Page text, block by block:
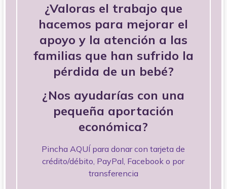
¿Valoras el trabajo que
hacemos para mejorar el
apoyo y la atención a las
familias que han sufrido la
pérdida de un bebé?
¿Nos ayudarías con una
pequeña aportación
económica?
Pincha AQUÍ para donar con tarjeta de
crédito/débito, PayPal, Facebook o por
transferencia